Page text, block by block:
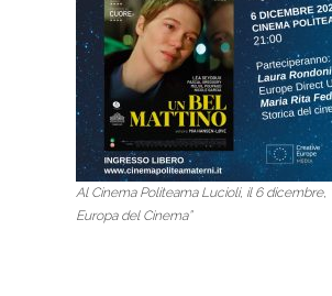
Al Cinema Politeama Lucioli, il 6 dicembre,
Europa del Cinema”